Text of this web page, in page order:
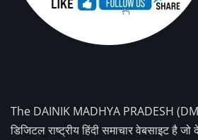
The DAINIK MADHYA PRADESH
डिजिटल राष्ट्रीय हिंदी समाचार वेबसाइट है